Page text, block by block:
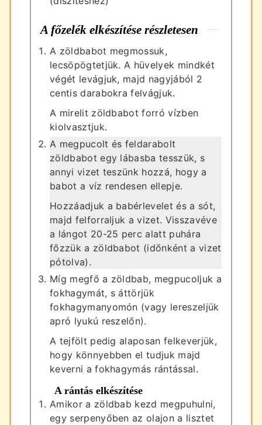
A főzelék elkészítése részletesen
A zöldbabot megmossuk,
lecsöpögtetjük. A hüvelyek mindkét
végét levágjuk, majd nagyjából 2
centis darabokra felvágjuk.
A mirelit zöldbabot forró vízben
kiolvasztjuk.
A megpucolt és feldarabolt
zöldbabot egy lábasba tesszük, s
annyi vizet teszünk hozzá, hogy a
babot a víz rendesen ellepje.
Hozzáadjuk a babérlevelet és a sót,
majd felforraljuk a vizet. Visszavéve
a lángot 20-25 perc alatt puhára
főzzük a zöldbabot (időnként a vizet
pótolva).
Míg megfő a zöldbab, megpucoljuk a
fokhagymát, s áttörjük
fokhagymanyomón (vagy lereszeljük
apró lyukú reszelőn).
A tejfölt pedig alaposan felkeverjük,
hogy könnyebben el tudjuk majd
keverni a fokhagymás rántással.
A rántás elkészítése
Amikor a zöldbab kezd megpuhulni,
egy serpenyőben az olajon a lisztet